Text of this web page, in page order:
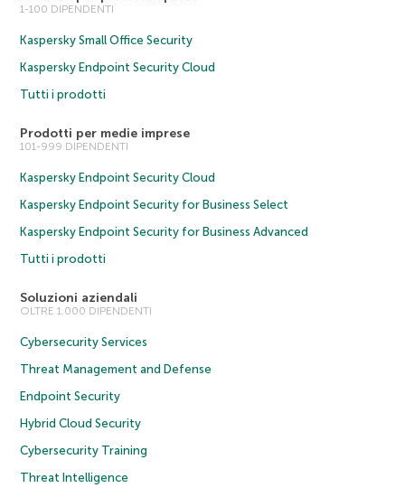
1-100 DIPENDENTI
Kaspersky Small Office Security
Kaspersky Endpoint Security Cloud
Tutti i prodotti
Prodotti per medie imprese
101-999 DIPENDENTI
Kaspersky Endpoint Security Cloud
Kaspersky Endpoint Security for Business Select
Kaspersky Endpoint Security for Business Advanced
Tutti i prodotti
Soluzioni aziendali
OLTRE 1.000 DIPENDENTI
Cybersecurity Services
Threat Management and Defense
Endpoint Security
Hybrid Cloud Security
Cybersecurity Training
Threat Intelligence